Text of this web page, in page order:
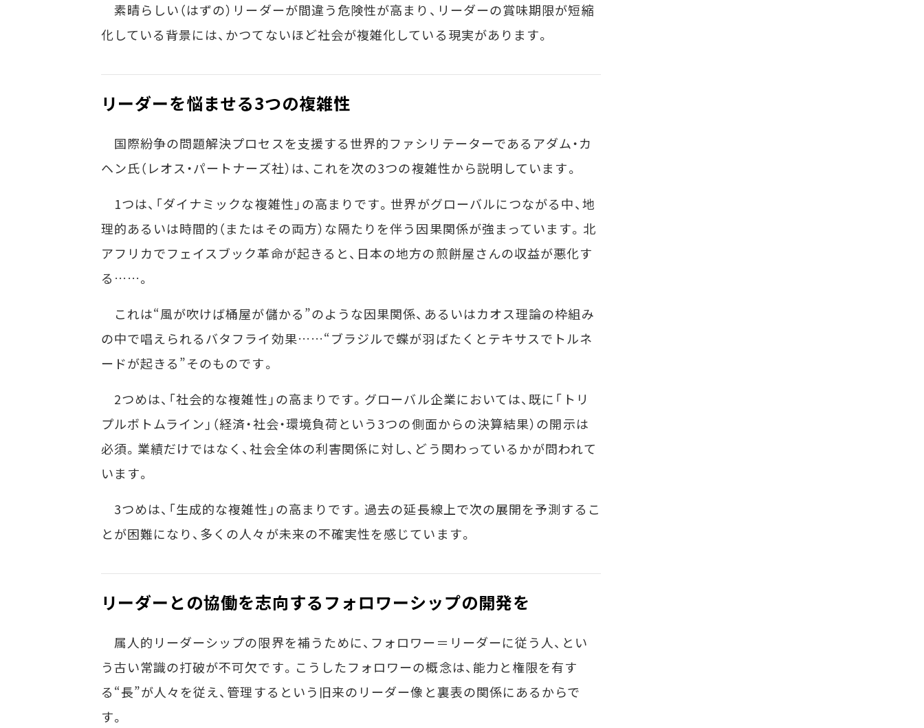
素晴らしい（はずの）リーダーが間違う危険性が高まり、リーダーの賞味期限が短縮
化している背景には、かつてないほど社会が複雑化している現実があります。
リーダーを悩ませる3つの複雑性
国際紛争の問題解決プロセスを支援する世界的ファシリテーターであるアダム・カ
ヘン氏（レオス・パートナーズ社）は、これを次の3つの複雑性から説明しています。
1つは、「ダイナミックな複雑性」の高まりです。世界がグローバルにつながる中、地
理的あるいは時間的（またはその両方）な隔たりを伴う因果関係が強まっています。北
アフリカでフェイスブック革命が起きると、日本の地方の煎餅屋さんの収益が悪化す
る……。
これは“風が吹けば桶屋が儲かる”のような因果関係、あるいはカオス理論の枠組み
の中で唱えられるバタフライ効果……“ブラジルで蝶が羽ばたくとテキサスでトルネ
ードが起きる”そのものです。
2つめは、「社会的な複雑性」の高まりです。グローバル企業においては、既に「トリ
プルボトムライン」（経済・社会・環境負荷という3つの側面からの決算結果）の開示は
必須。業績だけではなく、社会全体の利害関係に対し、どう関わっているかが問われて
います。
3つめは、「生成的な複雑性」の高まりです。過去の延長線上で次の展開を予測するこ
とが困難になり、多くの人々が未来の不確実性を感じています。
リーダーとの協働を志向するフォロワーシップの開発を
属人的リーダーシップの限界を補うために、フォロワー＝リーダーに従う人、とい
う古い常識の打破が不可欠です。こうしたフォロワーの概念は、能力と権限を有す
る“長”が人々を従え、管理するという旧来のリーダー像と裏表の関係にあるからで
す。